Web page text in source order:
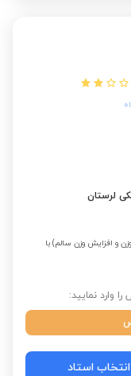
لرستان
و افزایش وزن سالم) با
وارد نمایید:
انتخاب استاد